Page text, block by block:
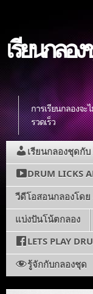
เรียนกลอง
การเรียนกลองจะ
รวดเร็ว
เรียนกลองชุดกับ
DRUM LICKS
วีดีโอสอนกลองโดย
แบ่งปันโน้ตกลอง
LETS PLAY
รู้จักกับกลองชุด